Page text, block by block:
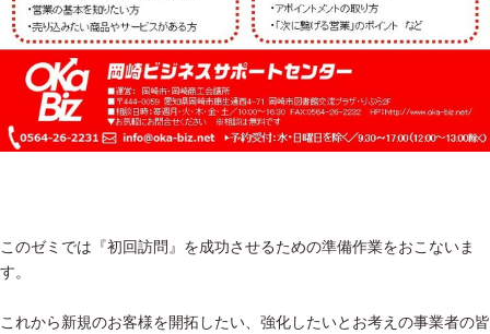
このゼミでは『初回訪問』を成功させるための準備作業をおこないま
す。
これから新規のお客様を開拓したい、強化したいとお考えの事業者の皆